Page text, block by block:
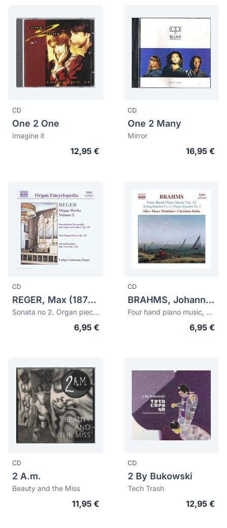
CD
One 2 One
Imagine it
12,95 €
CD
One 2 Many
Mirror
16,95 €
CD
REGER, Max (1873-1916)
Sonata no 2. Organ pieces nos 7-12. Chorale fantasia no 2
6,95 €
CD
BRAHMS, Johannes (1833-1897)
Four hand piano music, vol. 12. String quintet no. 2. Piano quartet no. 2
6,95 €
CD
2 A.m.
Beauty and the Miss
11,95 €
CD
2 By Bukowski
Tech Trash
12,95 €